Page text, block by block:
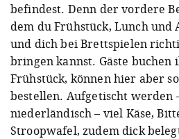
befindest. Denn der vordere
dem du Frühstück, Lunch und
und dich bei Brettspielen
bringen kannst. Gäste
Frühstück, können hier aber
bestellen. Aufgetischt werden
niederländisch – viel Käse,
Stroopwafel, zudem dick